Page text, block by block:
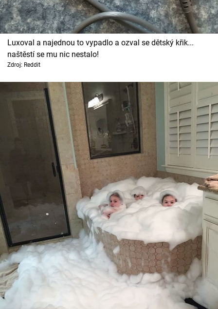
Luxoval a najednou to vypadlo a ozval se dětský křik...
naštěstí se mu nic nestalo!
Zdroj: Reddit